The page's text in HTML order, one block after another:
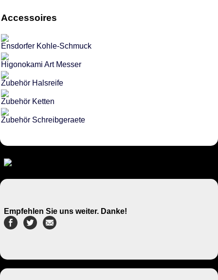
Accessoires
Ensdorfer Kohle-Schmuck
Higonokami Art Messer
Zubehör Halsreife
Zubehör Ketten
Zubehör Schreibgeraete
Empfehlen Sie uns weiter. Danke!